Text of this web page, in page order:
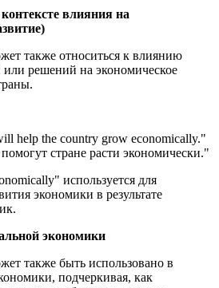
влияния на
также относиться к влиянию
решений на экономическое
help the country grow economically."
стране расти экономически."
используется для
экономики в результате
экономики
также быть использовано в
подчеркивая, как